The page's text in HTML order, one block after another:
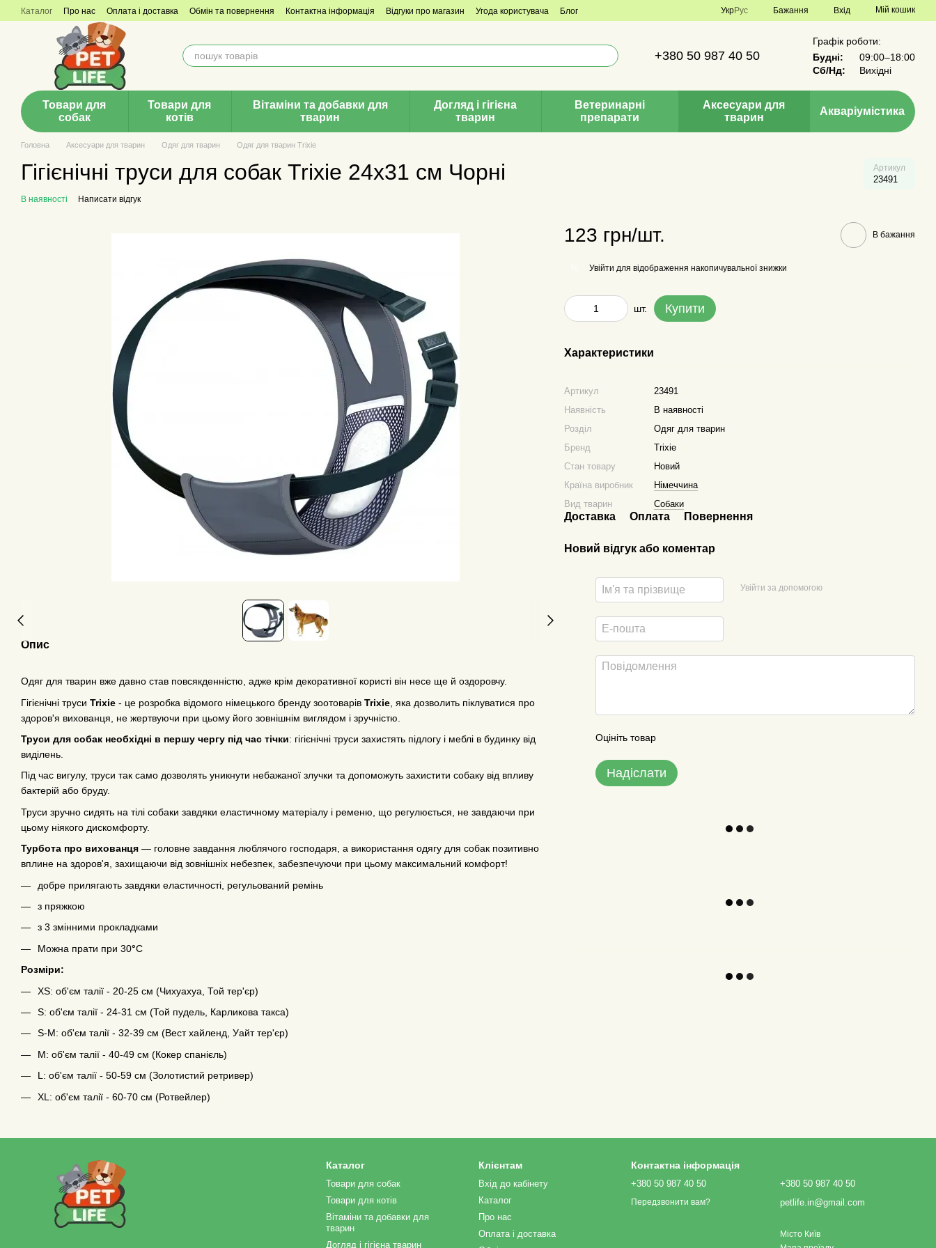
Перейти до основного контенту
Каталог Про нас Оплата і доставка Обмін та повернення Контактна інформація Відгуки про магазин Угода користувача Блог УкрРус Бажання Вхід Мій кошик
+380 50 987 40 50
Графік роботи:
Будні:
09:00–18:00
Сб/Нд:
Вихідні
Товари для
собак
Товари для
котів
Вітаміни та добавки для
тварин
Догляд і гігієна
тварин
Ветеринарні
препарати
Аксесуари для
тварин
Акваріумістика
Головна Аксесуари для тварин Одяг для тварин Одяг для тварин Trixie
Гігієнічні труси для собак Trixie 24х31 см Чорні Артикул
23491
В наявності Написати відгук
Опис
Одяг для тварин вже давно став повсякденністю, адже крім декоративної користі він несе ще й оздоровчу.
Гігієнічні труси Trixie - це розробка відомого німецького бренду зоотоварів Trixie , яка дозволить піклуватися про
здоров'я вихованця, не жертвуючи при цьому його зовнішнім виглядом і зручністю.
Труси для собак необхідні в першу чергу під час тічки: гігієнічні труси захистять підлогу і меблі в будинку від
виділень.
Під час вигулу, труси так само дозволять уникнути небажаної злучки та допоможуть захистити собаку від впливу
бактерій або бруду.
Труси зручно сидять на тілі собаки завдяки еластичному матеріалу і ременю, що регулюється, не завдаючи при
цьому ніякого дискомфорту.
Турбота про вихованця — головне завдання люблячого господаря, а використання одягу для собак позитивно
вплине на здоров'я, захищаючи від зовнішніх небезпек, забезпечуючи при цьому максимальний комфорт!
добре прилягають завдяки еластичності, регульований ремінь
з пряжкою
з 3 змінними прокладками
Можна прати при 30°C
Розміри:
XS: об'єм талії - 20-25 см (Чихуахуа, Той тер'єр)
S: об'єм талії - 24-31 см (Той пудель, Карликова такса)
S-M: об'єм талії - 32-39 см (Вест хайленд, Уайт тер'єр)
M: об'єм талії - 40-49 см (Кокер спанієль)
L: об'єм талії - 50-59 см (Золотистий ретривер)
XL: об'єм талії - 60-70 см (Ротвейлер)
123 грн/шт. В бажання
Увійти для відображення накопичувальної знижки
шт. Купити
Характеристики
Артикул
23491
Наявність
В наявності
Розділ
Одяг для тварин
Бренд
Trixie
Стан товару
Новий
Країна виробник
Німеччина
Вид тварин
Собаки
Доставка Оплата Повернення
Новий відгук або коментар
Увійти за допомогою
Оцініть товар
Надіслати
Каталог
Товари для собак
Товари для котів
Вітаміни та добавки для
тварин
Догляд і гігієна тварин
Клієнтам
Вхід до кабінету
Каталог
Про нас
Оплата і доставка
Контактна інформація
+380 50 987 40 50
Передзвонити вам?
+380 50 987 40 50
petlife.in@gmail.com
Місто Київ